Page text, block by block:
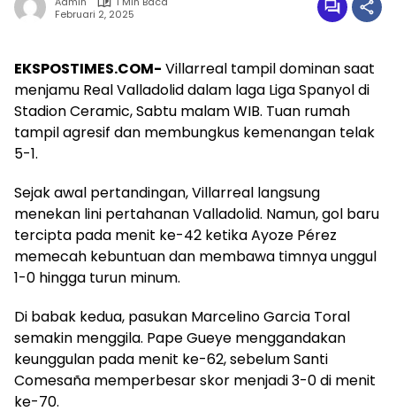
Februari 2, 2025
EKSPOSTIMES.COM- Villarreal tampil dominan saat
menjamu Real Valladolid dalam laga Liga Spanyol di
Stadion Ceramic, Sabtu malam WIB. Tuan rumah
tampil agresif dan membungkus kemenangan telak
5-1.
Sejak awal pertandingan, Villarreal langsung
menekan lini pertahanan Valladolid. Namun, gol baru
tercipta pada menit ke-42 ketika Ayoze Pérez
memecah kebuntuan dan membawa timnya unggul
1-0 hingga turun minum.
Di babak kedua, pasukan Marcelino Garcia Toral
semakin menggila. Pape Gueye menggandakan
keunggulan pada menit ke-62, sebelum Santi
Comesaña memperbesar skor menjadi 3-0 di menit
ke-70.